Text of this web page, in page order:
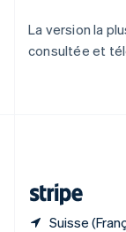
La version la
consultée et
Suisse
English
Slovénie